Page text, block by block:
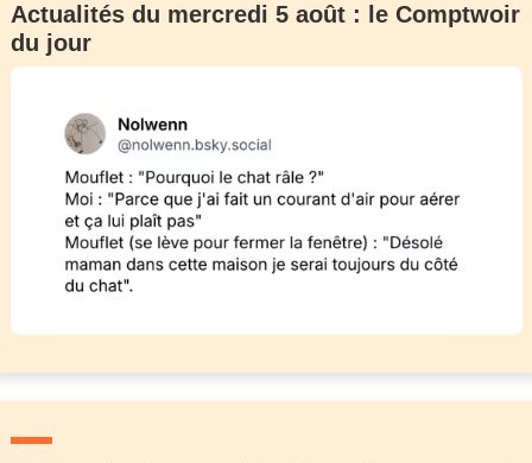
Actualités du mercredi 5 août : le Comptwoir
du jour